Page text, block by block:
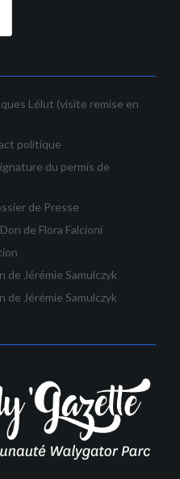
Lélut (visite remise en
politique
du permis de
de Presse
de Flora Falcioni
de Jérémie Samulczyk
de Jérémie Samulczyk